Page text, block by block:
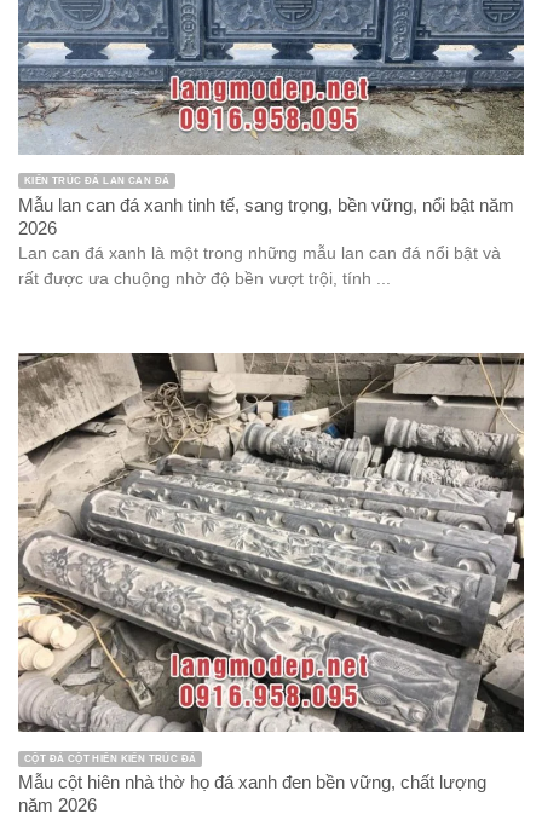
KIẾN TRÚC ĐÁ LAN CAN ĐÁ
Mẫu lan can đá xanh tinh tế, sang trọng, bền vững, nổi bật năm
2026
Lan can đá xanh là một trong những mẫu lan can đá nổi bật và
rất được ưa chuộng nhờ độ bền vượt trội, tính ...
CỘT ĐÁ CỘT HIÊN KIẾN TRÚC ĐÁ
Mẫu cột hiên nhà thờ họ đá xanh đen bền vững, chất lượng
năm 2026